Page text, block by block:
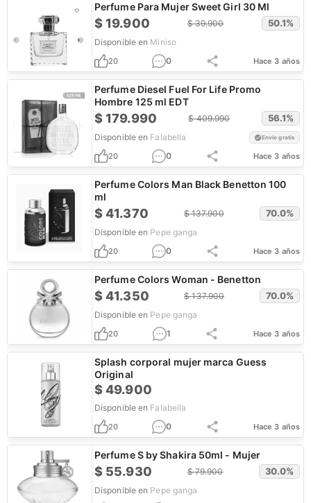
Perfume Para Mujer Sweet Girl 30 Ml
$19.900 $39.900 50.1%
Disponible en Miniso
20 0 Hace 3 años
Perfume Diesel Fuel For Life Promo
Hombre 125 ml EDT
$179.990 $409.990 56.1%
Disponible en Falabella Envío gratis
20 0 Hace 3 años
Perfume Colors Man Black Benetton 100
ml
$41.370 $137.900 70.0%
Disponible en Pepe ganga
20 0 Hace 3 años
Perfume Colors Woman - Benetton
$41.350 $137.900 70.0%
Disponible en Pepe ganga
20 1 Hace 3 años
Splash corporal mujer marca Guess
Original
$49.900
Disponible en Falabella
20 0 Hace 3 años
Perfume S by Shakira 50ml - Mujer
$ 55.930 $79.900 30.0%
Disponible en Pepe ganga